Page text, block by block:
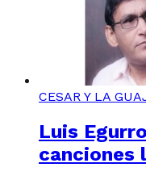
CESAR Y LA
Luis
canciones